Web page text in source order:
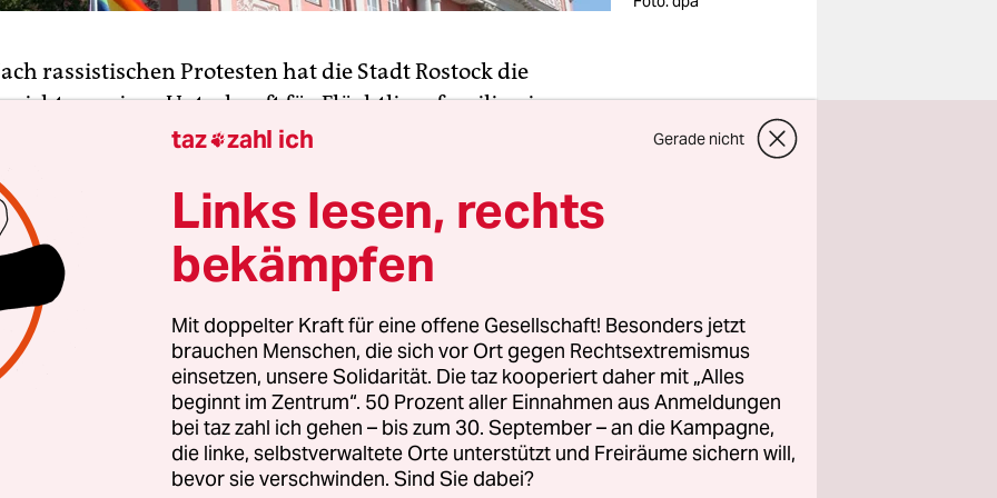
rassistischen Protesten hat die Stadt Rostock die
einer Unterkunft für Flüchtlingsfamilien im
Klein gestoppt. Grund sei die angespannte
in der Plattenbau-Siedlung, begründete Sozialsenator
(Linke) am Dienstag die Entscheidung. In den
Wochen hatte es wiederholt Proteste gegen Flüchtlinge
gegeben.
liege eine Gefahrenbewertung der Rostocker Polizei
von der Einrichtung von Asylunterkünften in dem
habe, hieß es. Das Rostocker Bürgerschaftsmitglied
(Grüne) wertete die Entscheidung als fatales Signal.
rassistische Gewalttaten gegen Geflüchtete hätten somit
taz zahl ich Gerade nicht
Links lesen, rechts
bekämpfen
Mit doppelter Kraft für eine offene Gesellschaft! Besonders jetzt
brauchen Menschen, die sich vor Ort gegen Rechtsextremismus
einsetzen, unsere Solidarität. Die taz kooperiert daher mit „Alles
beginnt im Zentrum“. 50 Prozent aller Einnahmen aus Anmeldungen
bei taz zahl ich gehen – bis zum 30. September – an die Kampagne,
die linke, selbstverwaltete Orte unterstützt und Freiräume sichern will,
bevor sie verschwinden. Sind Sie dabei?